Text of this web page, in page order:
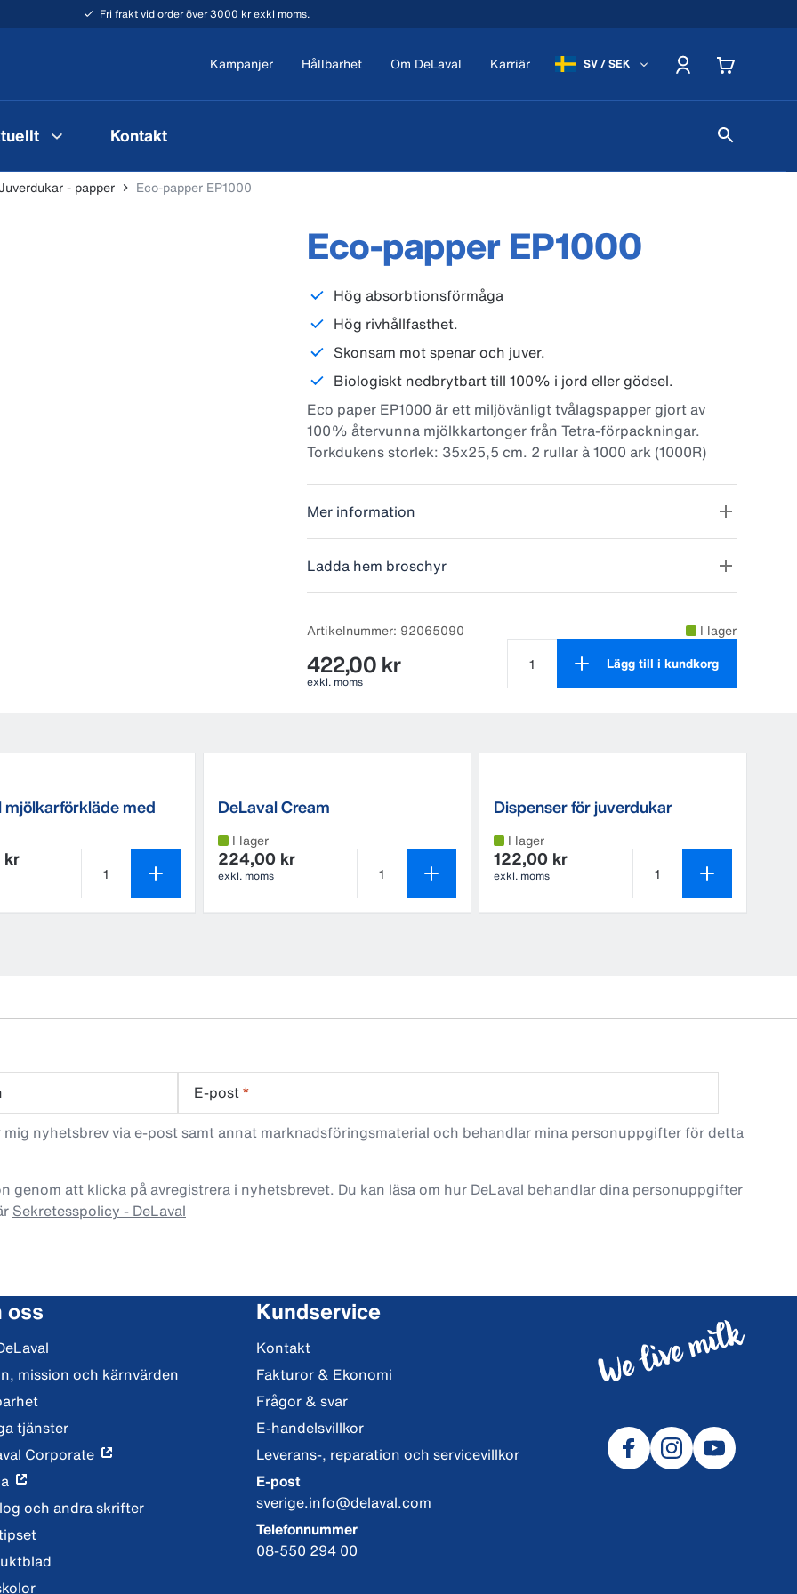
Fri frakt vid order över 3000 kr exkl moms.
Kampanjer Hållbarhet Om DeLaval Karriär SV / SEK
Kontakt
- papper Eco-papper EP1000
Eco-papper EP1000
Hög absorbtionsförmåga
Hög rivhållfasthet.
Skonsam mot spenar och juver.
Biologiskt nedbrytbart till 100% i jord eller gödsel.
Eco paper EP1000 är ett miljövänligt tvålagspapper gjort av
100% återvunna mjölkkartonger från Tetra-förpackningar.
Torkdukens storlek: 35x25,5 cm. 2 rullar à 1000 ark (1000R)
Mer information
Ladda hem broschyr
Artikelnummer: 92065090 I lager
422,00 kr
exkl. moms
Lägg till i kundkorg
mjölkarförkläde med
kr
Antal produkter är 1
DeLaval Cream
I lager
224,00 kr
exkl. moms
Antal produkter är 1
Dispenser för juverdukar
I lager
122,00 kr
exkl. moms
Antal produkter är 1
E-post*
nyhetsbrev via e-post samt annat marknadsföringsmaterial och behandlar mina personuppgifter för detta
genom att klicka på avregistrera i nyhetsbrevet. Du kan läsa om hur DeLaval behandlar dina personuppgifter
Sekretesspolicy - DeLaval
oss
mission och kärnvärden
tjänster
Corporate
och andra skrifter
Kundservice
Kontakt
Fakturor & Ekonomi
Frågor & svar
E-handelsvillkor
Leverans-, reparation och servicevillkor
E-post
sverige.info@delaval.com
Telefonnummer
08-550 294 00